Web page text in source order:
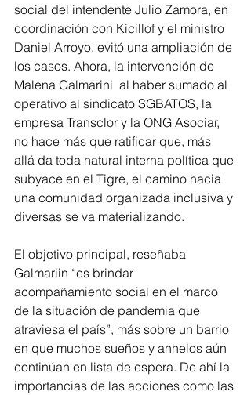
social del intendente Julio Zamora, en
coordinación con Kicillof y el ministro
Daniel Arroyo, evitó una ampliación de
los casos. Ahora, la intervención de
Malena Galmarini  al haber sumado al
operativo al sindicato SGBATOS, la
empresa Transclor y la ONG Asociar,
no hace más que ratificar que, más
allá da toda natural interna política que
subyace en el Tigre, el camino hacia
una comunidad organizada inclusiva y
diversas se va materializando.
El objetivo principal, reseñaba
Galmariin “es brindar
acompañamiento social en el marco
de la situación de pandemia que
atraviesa el país”, más sobre un barrio
en que muchos sueños y anhelos aún
continúan en lista de espera. De ahí la
importancias de las acciones como las